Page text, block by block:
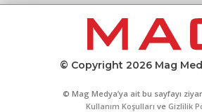
© Copyright 2026 Mag
© Mag Medya’ya ait bu sayfayı
Kullanım Koşulları ve Gizlilik